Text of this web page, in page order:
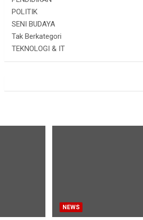
POLITIK
SENI BUDAYA
Tak Berkategori
TEKNOLOGI & IT
NEWS